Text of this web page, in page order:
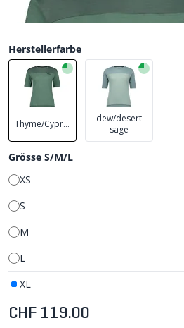
Herstellerfarbe
Thyme/Cypress
dew/desert
sage
Grösse S/M/L
XS
S
M
L
XL
CHF 119.00